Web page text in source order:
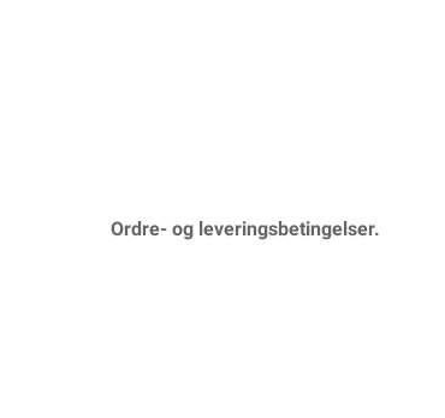
Ordre- og leveringsbetingelser.